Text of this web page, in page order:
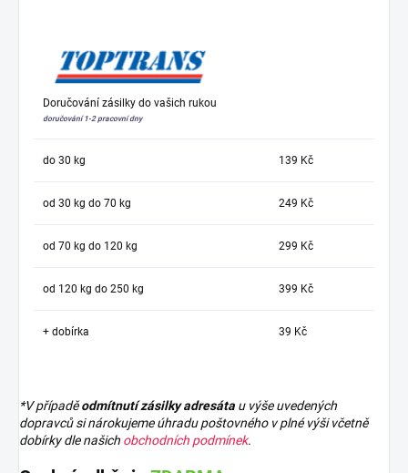
Doručování zásilky do vašich rukou
doručování 1-2 pracovní dny
do 30 kg 139 Kč
od 30 kg do 70 kg 249 Kč
od 70 kg do 120 kg 299 Kč
od 120 kg do 250 kg 399 Kč
+ dobírka 39 Kč
*V případěodmítnutí zásilky adresáta u výše uvedených
dopravců si nárokujeme úhradu poštovného v plné výši včetně
dobírky dle našich obchodních podmínek.